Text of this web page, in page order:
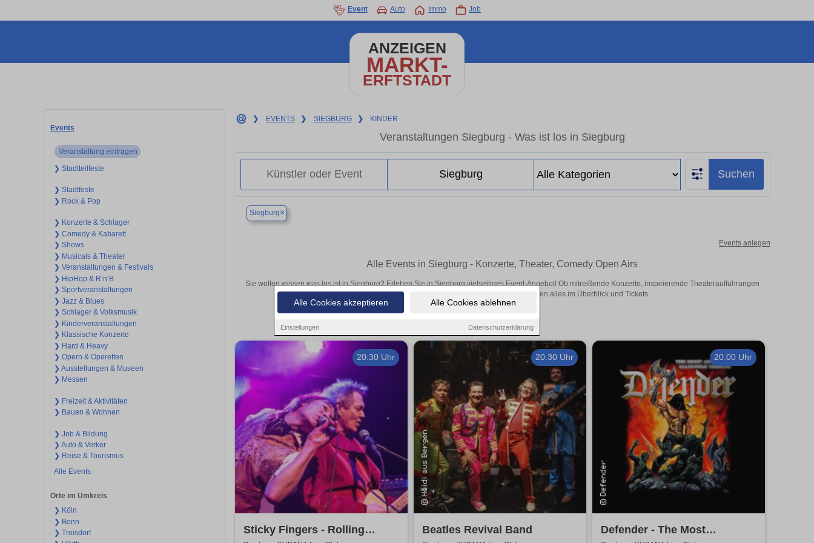
Alle Cookies akzeptieren Alle Cookies ablehnen
Einstellungen Datenschutzerklärung
Event Auto Immo Job
ANZEIGEN
MARKT-
ERFTSTADT
Events
Veranstaltung eintragen
❯ Stadtteilfeste
❯ Stadtfeste
❯ Rock & Pop
❯ Konzerte & Schlager
❯ Comedy & Kabarett
❯ Shows
❯ Musicals & Theater
❯ Veranstaltungen & Festivals
❯ HipHop & R’n‘B
❯ Sportveranstaltungen
❯ Jazz & Blues
❯ Schlager & Volksmusik
❯ Kinderveranstaltungen
❯ Klassische Konzerte
❯ Hard & Heavy
❯ Opern & Operetten
❯ Ausstellungen & Museen
❯ Messen
❯ Freizeit & Aktivitäten
❯ Bauen & Wohnen
❯ Job & Bildung
❯ Auto & Verker
❯ Reise & Tourismus
Alle Events
Orte im Umkreis
❯ Köln
❯ Bonn
❯ Troisdorf
❯ EVENTS ❯ SIEGBURG ❯ KINDER
Veranstaltungen Siegburg - Was ist los in Siegburg
Suchen
Siegburg×
Events anlegen
Alle Events in Siegburg - Konzerte, Theater, Comedy Open Airs
Sie wollen wissen was los ist in Siegburg? Erleben Sie in Siegburg vielseitiges Event-Angebot! Ob mitreißende Konzerte, inspirierende Theateraufführungen
oder aufregende Veranstaltungen in Siegburg – hier finden alles im Überblick und Tickets.
20:30 Uhr
Sticky Fingers - Rolling
20:30 Uhr
Beatles Revival Band
20:00 Uhr
Defender - The Most